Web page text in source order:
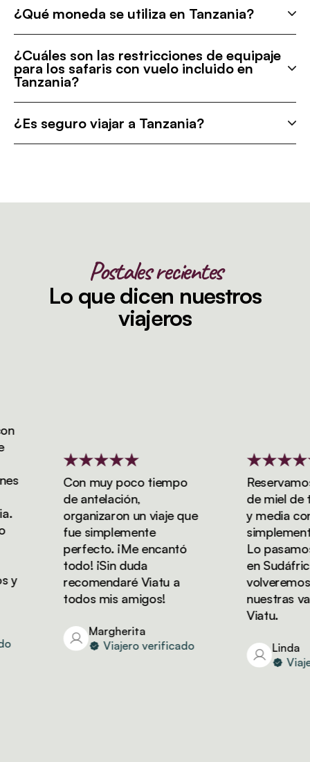
¿Qué moneda se utiliza en Tanzania?
¿Cuáles son las restricciones de equipaje
para los safaris con vuelo incluido en
Tanzania?
¿Es seguro viajar a Tanzania?
Postales recientes
Lo que dicen nuestros
viajeros
Con muy poco tiempo
de antelación,
organizaron un viaje que
fue simplemente
perfecto. ¡Me encantó
todo! ¡Sin duda
recomendaré Viatu a
todos mis amigos!
Margherita
Viajero verificado
Reservamos
de miel de
y media con
simplemente
Lo pasamos
en Sudáfrica y
volveremos
nuestras
Viatu.
Linda